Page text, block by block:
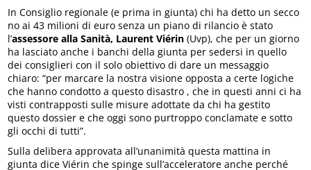
In Consiglio regionale (e prima in giunta) chi ha detto un secco
no ai 43 milioni di euro senza un piano di rilancio è stato
l’assessore alla Sanità, Laurent Viérin (Uvp), che per un giorno
ha lasciato anche i banchi della giunta per sedersi in quello
dei consiglieri con il solo obiettivo di dare un messaggio
chiaro: “per marcare la nostra visione opposta a certe logiche
che hanno condotto a questo disastro , che in questi anni ci ha
visti contrapposti sulle misure adottate da chi ha gestito
questo dossier e che oggi sono purtroppo conclamate e sotto
gli occhi di tutti”.
Sulla delibera approvata all’unanimità questa mattina in
giunta dice Viérin che spinge sull’acceleratore anche perché